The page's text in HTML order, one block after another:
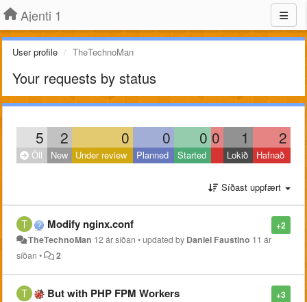
Ajenti 1
User profile TheTechnoMan
Your requests by status
5 2 0 0 0 0 1 2
Öll New Under review Planned Started Lokið Hafnað
Síðast uppfært
+2
Modify nginx.conf
TheTechnoMan 12 ár síðan •updated by Daniel Faustino 11 ár
síðan • 2
+3
But with PHP FPM Workers